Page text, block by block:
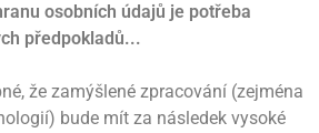
osobních údajů je potřeba
předpokladů...
že zamýšlené zpracování (zejména
bude mít za následek vysoké